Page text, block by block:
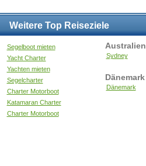
Weitere Top Reiseziele
Segelboot mieten
Yacht Charter
Yachten mieten
Segelcharter
Charter Motorboot
Katamaran Charter
Charter Motorboot
Australien
Sydney
Dänemark
Dänemark